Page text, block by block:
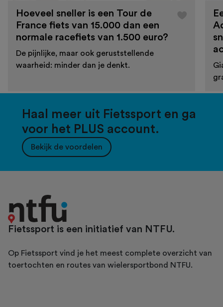
Hoeveel sneller is een Tour de
France fiets van 15.000 dan een
normale racefiets van 1.500 euro?
De pijnlijke, maar ook geruststellende
waarheid: minder dan je denkt.
Haal meer uit Fietssport en ga
voor het PLUS account.
Bekijk de voordelen
Fietssport is een initiatief van NTFU.
Op Fietssport vind je het meest complete overzicht van
toertochten en routes van wielersportbond NTFU.